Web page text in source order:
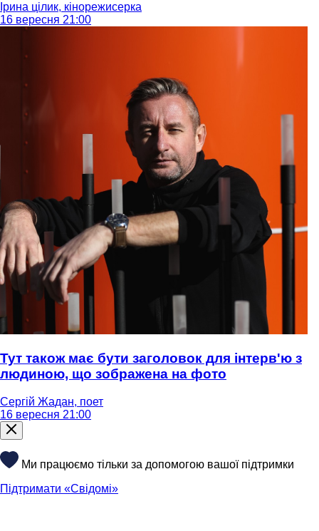
Ірина цілик, кінорежисерка
16 вересня 21:00
Тут також має бути заголовок для інтерв'ю з
людиною, що зображена на фото
Сергій Жадан, поет
16 вересня 21:00
Ми працюємо тільки за допомогою вашої підтримки
Підтримати «Свідомі»